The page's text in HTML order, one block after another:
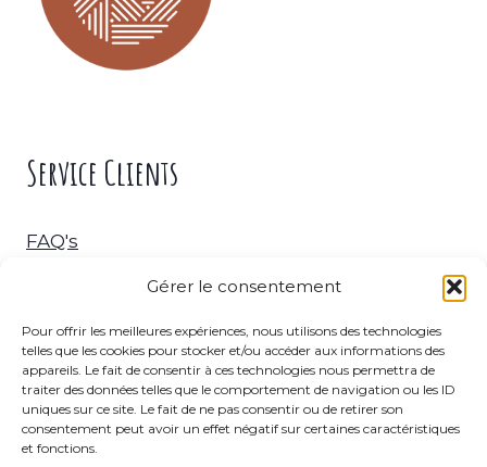
Gérer le consentement
Pour offrir les meilleures expériences, nous utilisons des technologies
telles que les cookies pour stocker et/ou accéder aux informations des
appareils. Le fait de consentir à ces technologies nous permettra de
traiter des données telles que le comportement de navigation ou les ID
uniques sur ce site. Le fait de ne pas consentir ou de retirer son
consentement peut avoir un effet négatif sur certaines caractéristiques
et fonctions.
Service Clients
FAQ's
C.G.V.